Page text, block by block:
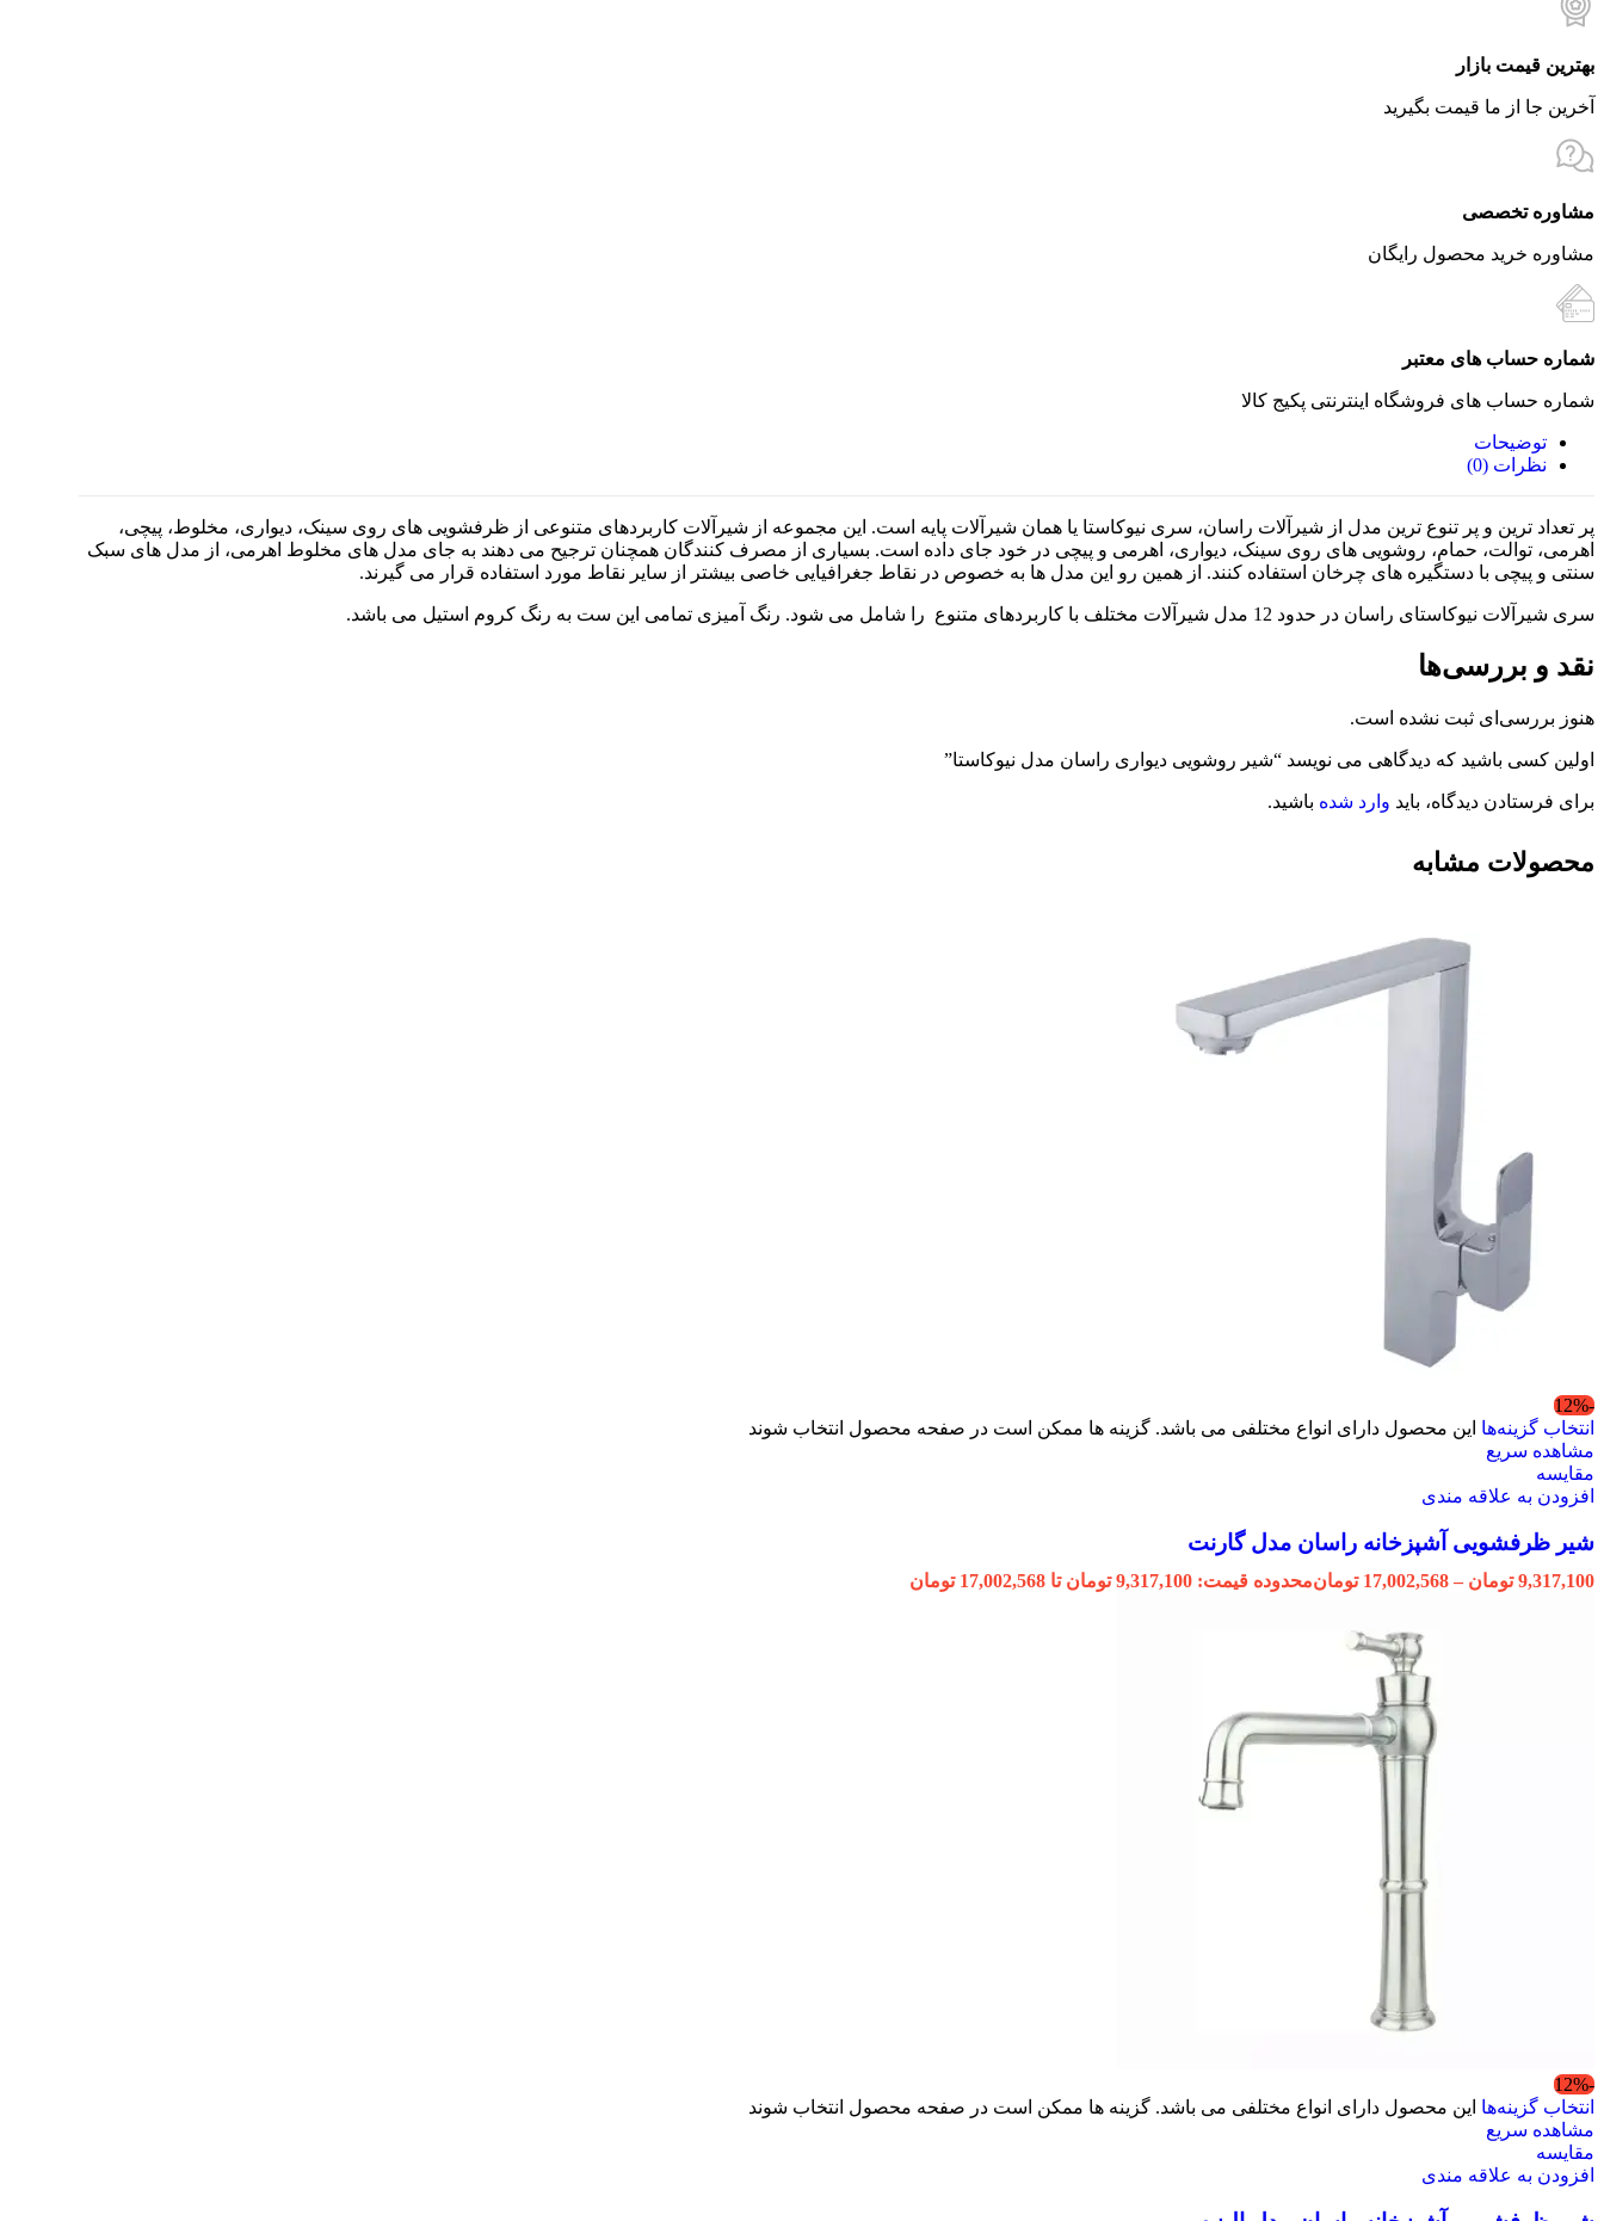
بهترین قیمت بازار
آخرین جا از ما قیمت بگیرید
مشاوره تخصصی
مشاوره خرید محصول رایگان
شماره حساب های معتبر
شماره حساب های فروشگاه اینترنتی پکیج کالا
توضیحات
نظرات (0)
پر تعداد ترین و پر تنوع ترین مدل از شیرآلات راسان، سری نیوکاستا یا همان شیرآلات پایه است. این مجموعه از شیرآلات کاربردهای متنوعی از ظرفشویی های روی سینک، دیواری، مخلوط، پیچی،
اهرمی، توالت، حمام، روشویی های روی سینک، دیواری، اهرمی و پیچی در خود جای داده است. بسیاری از مصرف کنندگان همچنان ترجیح می دهند به جای مدل های مخلوط اهرمی، از مدل های سبک
سنتی و پیچی با دستگیره های چرخان استفاده کنند. از همین رو این مدل ها به خصوص در نقاط جغرافیایی خاصی بیشتر از سایر نقاط مورد استفاده قرار می گیرند.
سری شیرآلات نیوکاستای راسان در حدود 12 مدل شیرآلات مختلف با کاربردهای متنوع را شامل می شود. رنگ آمیزی تمامی این ست به رنگ کروم استیل می باشد.
نقد و بررسی‌ها
هنوز بررسی‌ای ثبت نشده است.
اولین کسی باشید که دیدگاهی می نویسد “شیر روشویی دیواری راسان مدل نیوکاستا”
برای فرستادن دیدگاه، باید وارد شده باشید.
محصولات مشابه
-12%
انتخاب گزینه‌ها این محصول دارای انواع مختلفی می باشد. گزینه ها ممکن است در صفحه محصول انتخاب شوند
مشاهده سریع
مقایسه
افزودن به علاقه مندی
شیر ظرفشویی آشپزخانه راسان مدل گارنت
9,317,100 تومان –
17,002,568 تومانمحدوده قیمت: 9,317,100 تومان تا 17,002,568 تومان
-12%
انتخاب گزینه‌ها این محصول دارای انواع مختلفی می باشد. گزینه ها ممکن است در صفحه محصول انتخاب شوند
مشاهده سریع
مقایسه
افزودن به علاقه مندی